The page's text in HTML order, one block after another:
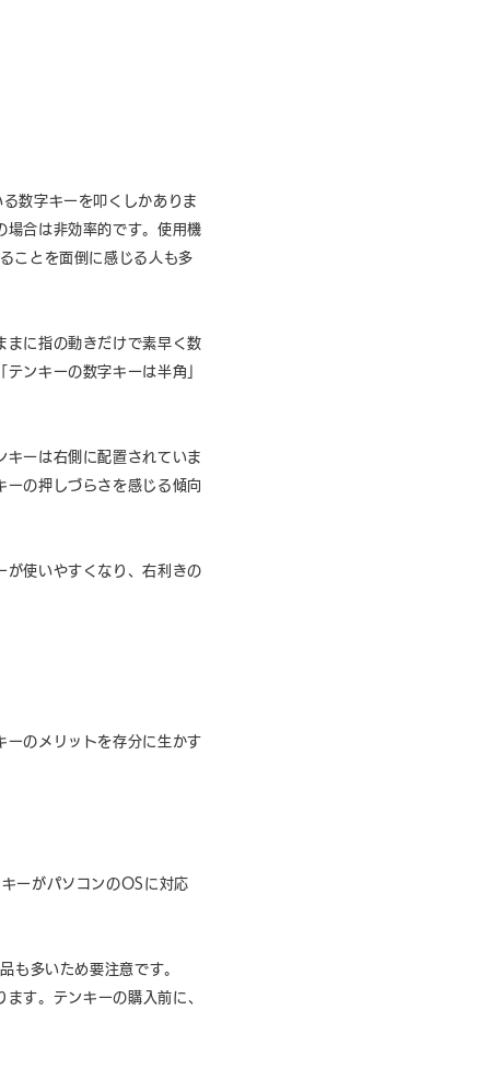
数字キーを叩くしかありま
場合は非効率的です。使用機
ことを面倒に感じる人も多
まに指の動きだけで素早く数
ンキーの数字キーは半角」
ーは右側に配置されていま
の押しづらさを感じる傾向
が使いやすくなり、右利きの
ーのメリットを存分に生かす
ーがパソコンのOSに対応
も多いため要注意です。
す。テンキーの購入前に、